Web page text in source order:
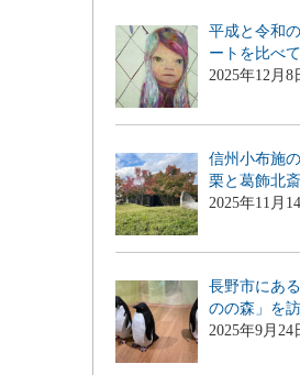
平成と令和
ートを比べ
2025年12月8
信州小布施
栗と葛飾北斎
2025年11月
長野市にあ
のの森」を
2025年9月24